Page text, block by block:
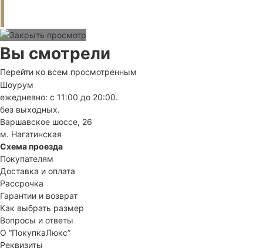
Вы смотрели
Перейти ко всем просмотренным
Шоурум
ежедневно: с 11:00 до 20:00.
без выходных.
Варшавское шоссе, 26
м. Нагатинская
Схема проезда
Покупателям
Доставка и оплата
Рассрочка
Гарантии и возврат
Как выбрать размер
Вопросы и ответы
О “ПокупкаЛюкс”
Реквизиты